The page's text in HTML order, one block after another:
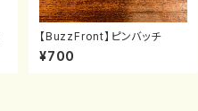
【BuzzFront】ピンバッチ
¥700